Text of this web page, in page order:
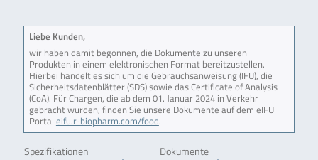
Liebe Kunden,
wir haben damit begonnen, die Dokumente zu unseren
Produkten in einem elektronischen Format bereitzustellen.
Hierbei handelt es sich um die Gebrauchsanweisung (IFU), die
Sicherheitsdatenblätter (SDS) sowie das Certificate of Analysis
(CoA). Für Chargen, die ab dem 01. Januar 2024 in Verkehr
gebracht wurden, finden Sie unsere Dokumente auf dem eIFU
Portal eifu.r-biopharm.com/food.
Spezifikationen Dokumente